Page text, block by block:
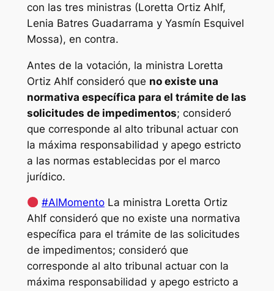
con las tres ministras (Loretta Ortiz Ahlf,
Lenia Batres Guadarrama y Yasmín Esquivel
Mossa), en contra.
Antes de la votación, la ministra Loretta
Ortiz Ahlf consideró que no existe una
normativa específica para el trámite de las
solicitudes de impedimentos; consideró
que corresponde al alto tribunal actuar con
la máxima responsabilidad y apego estricto
a las normas establecidas por el marco
jurídico.
#AlMomentoLa ministra Loretta Ortiz
Ahlf consideró que no existe una normativa
específica para el trámite de las solicitudes
de impedimentos; consideró que
corresponde al alto tribunal actuar con la
máxima responsabilidad y apego estricto a